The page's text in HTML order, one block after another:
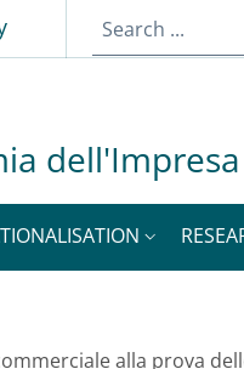
dell'Impresa
alla prova